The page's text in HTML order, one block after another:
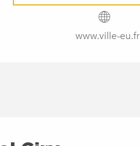
www.ville-eu.fr